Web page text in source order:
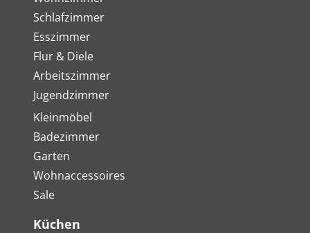
Schlafzimmer
Esszimmer
Flur & Diele
Arbeitszimmer
Jugendzimmer
Kleinmöbel
Badezimmer
Garten
Wohnaccessoires
Sale
Küchen